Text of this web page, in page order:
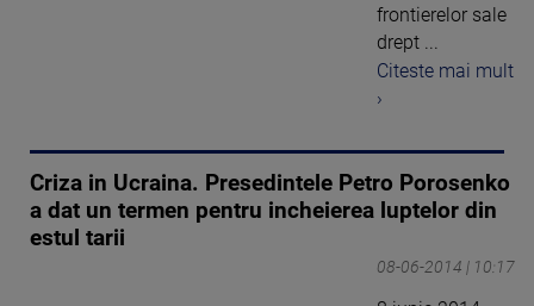
frontierelor sale
drept ...
Citeste mai mult
›
Criza in Ucraina. Presedintele Petro Porosenko
a dat un termen pentru incheierea luptelor din
estul tarii
08-06-2014 | 10:17